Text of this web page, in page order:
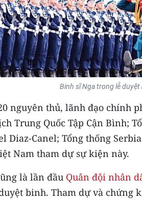
Binh sĩ Nga trong lễ duyệt
nguyên thủ, lãnh đạo chính
Trung Quốc Tập Cận Bình;
Diaz-Canel; Tổng thống
Nam tham dự sự kiện này.
là lần đầu Quân đội nhân
binh. Tham dự và chứng